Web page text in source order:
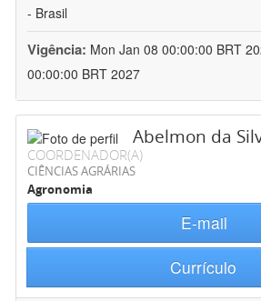
- Brasil
Vigência: Mon Jan 08 00:00:00 BRT
00:00:00 BRT 2027
Abelmon da
COORDENADOR(A)
CIÊNCIAS AGRÁRIAS
Agronomia
E-mail
Currículo